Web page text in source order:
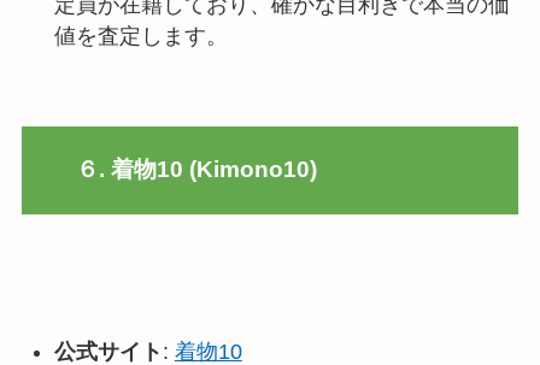
定員が在籍しており、確かな目利きで本当の価
値を査定します。
６. 着物10 (Kimono10)
公式サイト : 着物10